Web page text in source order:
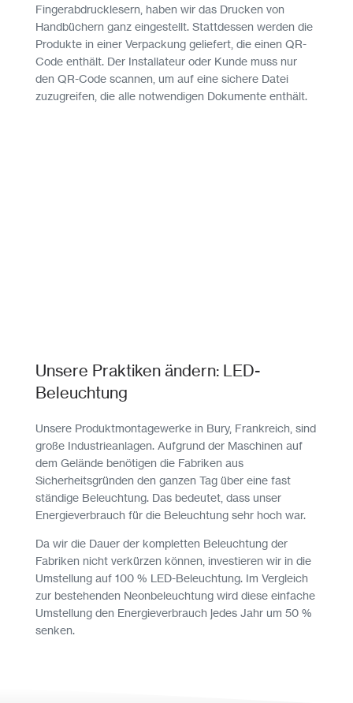
Fingerabdrucklesern, haben wir das Drucken von
Handbüchern ganz eingestellt. Stattdessen werden die
Produkte in einer Verpackung geliefert, die einen QR-
Code enthält. Der Installateur oder Kunde muss nur
den QR-Code scannen, um auf eine sichere Datei
zuzugreifen, die alle notwendigen Dokumente enthält.
Unsere Praktiken ändern: LED-
Beleuchtung
Unsere Produktmontagewerke in Bury, Frankreich, sind
große Industrieanlagen. Aufgrund der Maschinen auf
dem Gelände benötigen die Fabriken aus
Sicherheitsgründen den ganzen Tag über eine fast
ständige Beleuchtung. Das bedeutet, dass unser
Energieverbrauch für die Beleuchtung sehr hoch war.
Da wir die Dauer der kompletten Beleuchtung der
Fabriken nicht verkürzen können, investieren wir in die
Umstellung auf 100 % LED-Beleuchtung. Im Vergleich
zur bestehenden Neonbeleuchtung wird diese einfache
Umstellung den Energieverbrauch jedes Jahr um 50 %
senken.